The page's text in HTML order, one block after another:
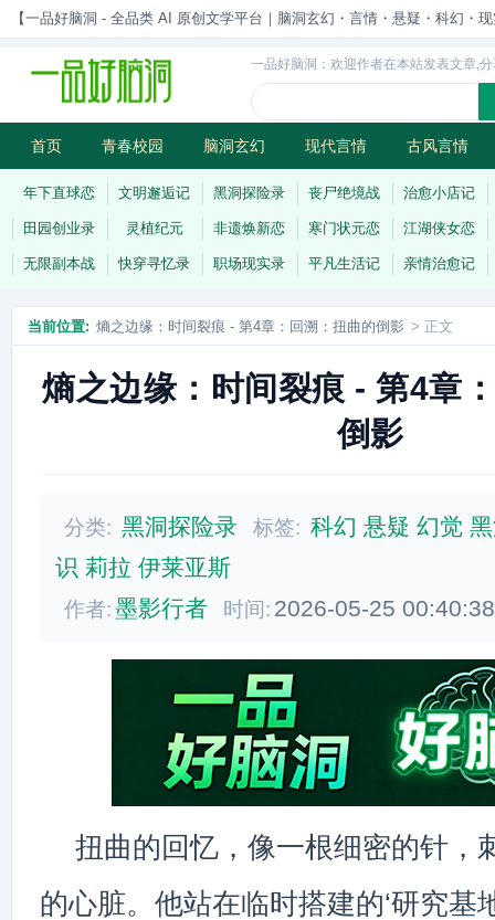
【一品好脑洞 - 全品类 AI 原创文学平台｜脑洞玄幻・言情・悬疑・科幻・
一品好脑洞：欢迎作者在本站发表文章,
首页 青春校园 脑洞玄幻 现代言情 古风言情
历史权谋 武侠江湖 灵异志怪 连载
年下直球恋 文明邂逅记 黑洞探险录 丧尸绝境战 治愈小店记
田园创业录 灵植纪元 非遗焕新恋 寒门状元恋 江湖侠女恋
无限副本战 快穿寻忆录 职场现实录 平凡生活记 亲情治愈记
当前位置: 熵之边缘：时间裂痕 - 第4章：回溯：扭曲的倒影 > 正文
熵之边缘：时间裂痕 - 第4章
倒影
分类: 黑洞探险录 标签: 科幻 悬疑 幻觉
识 莉拉 伊莱亚斯
作者:墨影行者 时间: 2026-05-25
扭曲的回忆，像一根细密的针，
的心脏。他站在临时搭建的‘研究基